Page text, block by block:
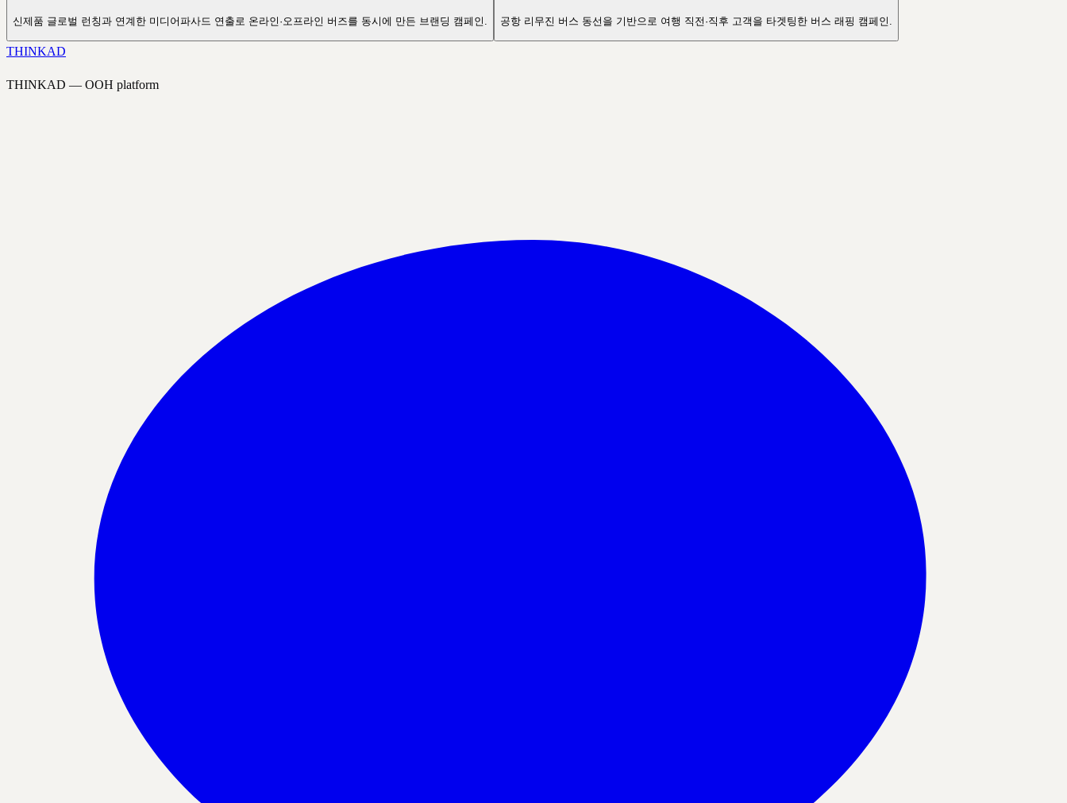
신제품 글로벌 런칭과 연계한 미디어파사드 연출로 온라인·오프라인 버즈를 동시에 만든 브랜딩 캠페인. 공항 리무진 버스 동선을 기반으로 여행 직전·직후 고객을 타겟팅한 버스 래핑 캠페인.
THINKAD
THINKAD — OOH platform